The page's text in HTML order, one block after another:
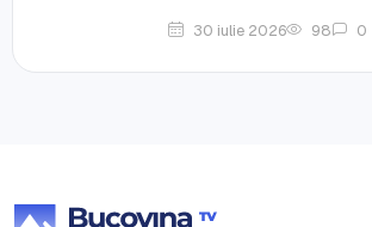
30 iulie 2026 98 0